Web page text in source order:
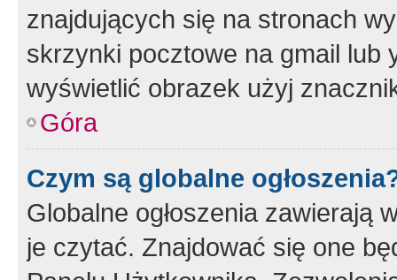
znajdujących się na stronach
skrzynki pocztowe na gmail lub
wyświetlić obrazek użyj
Góra
Czym są globalne
Globalne ogłoszenia zawierają
je czytać. Znajdować się one